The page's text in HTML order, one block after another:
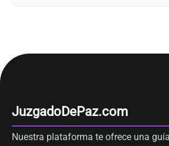
JuzgadoDePaz.com
Nuestra plataforma te ofrece una